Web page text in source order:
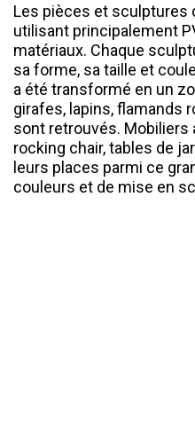
Les pièces et sculptures
utilisant principalement
matériaux. Chaque
sa forme, sa taille et
a été transformé en un
girafes, lapins, flamands
sont retrouvés. Mobiliers
rocking chair, tables de
leurs places parmi ce
couleurs et de mise en